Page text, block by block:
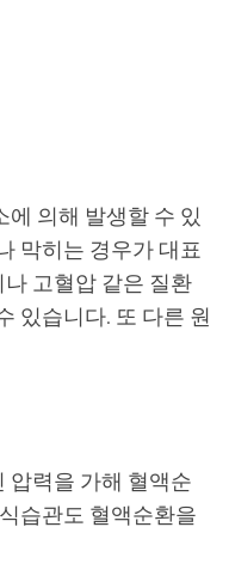
의해 발생할 수 있
막히는 경우가 대표
고혈압 같은 질환
있습니다. 또 다른 원
압력을 가해 혈액순
습관도 혈액순환을